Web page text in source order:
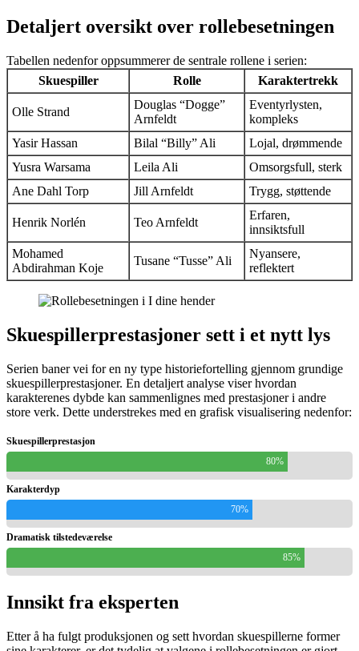
Detaljert oversikt over rollebesetningen
Tabellen nedenfor oppsummerer de sentrale rollene i serien:
Skuespiller
Rolle Karaktertrekk
Olle Strand
Douglas “Dogge”
Arnfeldt
Eventyrlysten,
kompleks
Yasir Hassan
Bilal “Billy” Ali
Lojal, drømmende
Yusra Warsama
Leila Ali
Omsorgsfull, sterk
Ane Dahl Torp
Jill Arnfeldt Trygg, støttende
Henrik Norlén Teo Arnfeldt
Erfaren,
innsiktsfull
Mohamed
Abdirahman Koje
Tusane “Tusse” Ali
Nyansere,
reflektert
Skuespillerprestasjoner sett i et nytt lys
Serien baner vei for en ny type historiefortelling gjennom grundige
skuespillerprestasjoner. En detaljert analyse viser hvordan
karakterenes dybde kan sammenlignes med prestasjoner i andre
store verk. Dette understrekes med en grafisk visualisering nedenfor:
Skuespillerprestasjon
80%
Karakterdyp
70%
Dramatisk tilstedeværelse
85%
Innsikt fra eksperten
Etter å ha fulgt produksjonen og sett hvordan skuespillerne former